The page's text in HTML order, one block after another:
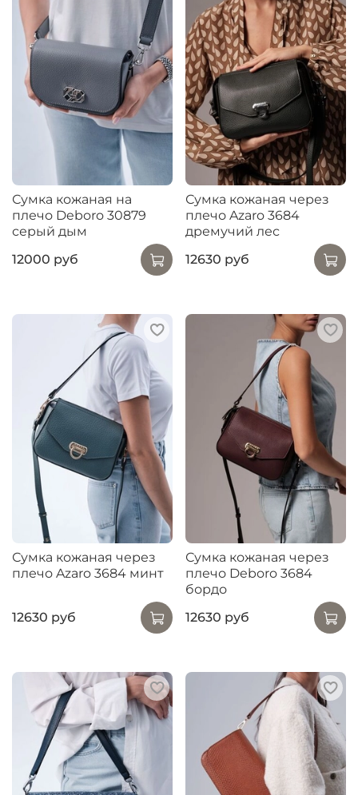
Сумка кожаная на
плечо Deboro 30879
серый дым
12000 руб
Сумка кожаная через
плечо Azaro 3684
дремучий лес
12630 руб
Сумка кожаная через
плечо Azaro 3684 минт
12630 руб
Сумка кожаная через
плечо Deboro 3684
бордо
12630 руб